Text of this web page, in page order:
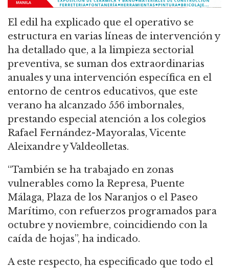
El edil ha explicado que el operativo se
estructura en varias líneas de intervención y
ha detallado que, a la limpieza sectorial
preventiva, se suman dos extraordinarias
anuales y una intervención específica en el
entorno de centros educativos, que este
verano ha alcanzado 556 imbornales,
prestando especial atención a los colegios
Rafael Fernández-Mayoralas, Vicente
Aleixandre y Valdeolletas.
“También se ha trabajado en zonas
vulnerables como la Represa, Puente
Málaga, Plaza de los Naranjos o el Paseo
Marítimo, con refuerzos programados para
octubre y noviembre, coincidiendo con la
caída de hojas”, ha indicado.
A este respecto, ha especificado que todo el